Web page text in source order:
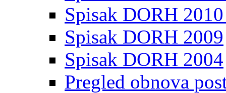
Spisak DORH
Spisak DORH 2009
Spisak DORH 2004
Pregled obnova